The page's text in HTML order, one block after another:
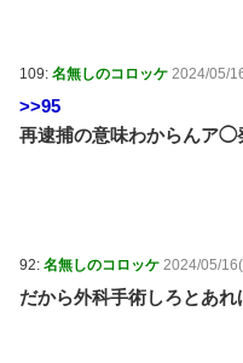
109: 名無しのコロッケ 2024/05/
>>95
再逮捕の意味わからんア◯
92: 名無しのコロッケ 2024/05/
だから外科手術しろとあれ